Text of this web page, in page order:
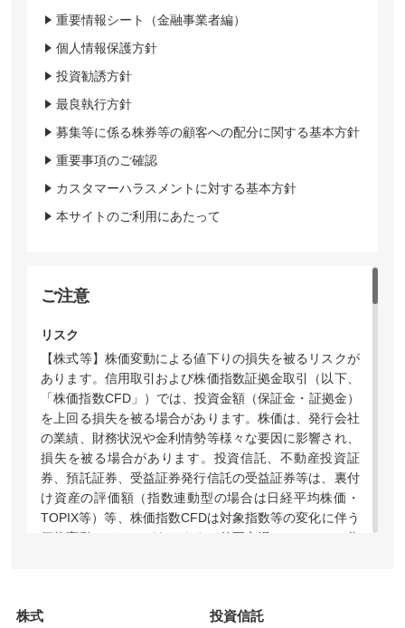
重要情報シート（金融事業者編）
個人情報保護方針
投資勧誘方針
最良執行方針
募集等に係る株券等の顧客への配分に関する基本方針
重要事項のご確認
カスタマーハラスメントに対する基本方針
本サイトのご利用にあたって
ご注意
リスク
【株式等】株価変動による値下りの損失を被るリスクが
あります。信用取引および株価指数証拠金取引（以下、
「株価指数CFD」）では、投資金額（保証金・証拠金）
を上回る損失を被る場合があります。株価は、発行会社
の業績、財務状況や金利情勢等様々な要因に影響され、
損失を被る場合があります。投資信託、不動産投資証
券、預託証券、受益証券発行信託の受益証券等は、裏付
け資産の評価額（指数連動型の場合は日経平均株価・
TOPIX等）等、株価指数CFDは対象指数等の変化に伴う
価格変動のリスクがあります。外国市場については、為
率は、2営業日以上の期間の場合、同期間の原指数の上
株式
投資信託